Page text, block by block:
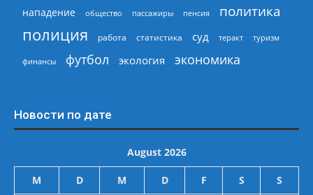
нападение
общество пассажиры пенсия политика
полиция работа статистика суд теракт туризм
финансы футбол экология экономика
Новости по дате
August 2026
M D M D F S S